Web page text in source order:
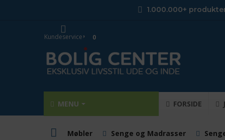
1.000.000+
Kundeservice 0
MENU FORSIDE
Møbler Senge og Madrasser